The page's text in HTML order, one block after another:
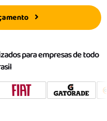
para empresas de todo